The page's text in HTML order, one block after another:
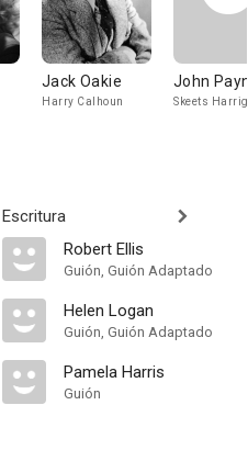
Jack Oakie
Harry Calhoun
John
Skeets
Escritura
Robert Ellis
Guión, Guión Adaptado
Helen Logan
Guión, Guión Adaptado
Pamela Harris
Guión